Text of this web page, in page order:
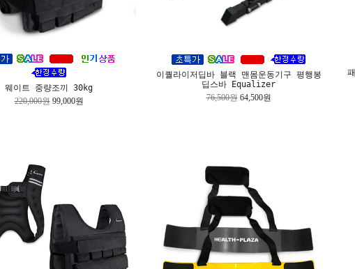
웨이트 중량조끼 30kg
220,000원 99,000원
이퀄라이저딥바 블랙 맨몸운동기구 평행봉
딥스바 Equalizer
76,500원 64,500원